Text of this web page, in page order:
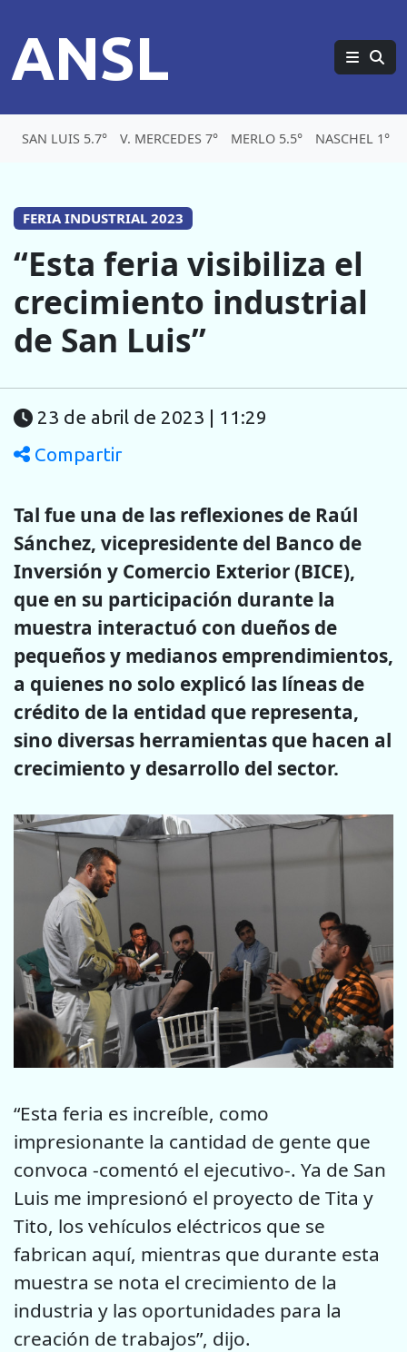
ANSL
SAN LUIS 5.7° V. MERCEDES 7° MERLO 5.5° NASCHEL 1°
FERIA INDUSTRIAL 2023
“Esta feria visibiliza el
crecimiento industrial
de San Luis”
23 de abril de 2023 | 11:29
Compartir
Tal fue una de las reflexiones de Raúl
Sánchez, vicepresidente del Banco de
Inversión y Comercio Exterior (BICE),
que en su participación durante la
muestra interactuó con dueños de
pequeños y medianos emprendimientos,
a quienes no solo explicó las líneas de
crédito de la entidad que representa,
sino diversas herramientas que hacen al
crecimiento y desarrollo del sector.
“Esta feria es increíble, como
impresionante la cantidad de gente que
convoca -comentó el ejecutivo-. Ya de San
Luis me impresionó el proyecto de Tita y
Tito, los vehículos eléctricos que se
fabrican aquí, mientras que durante esta
muestra se nota el crecimiento de la
industria y las oportunidades para la
creación de trabajos”, dijo.